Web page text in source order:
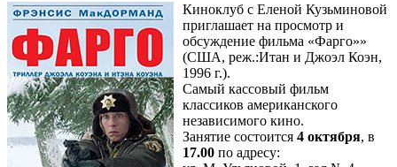
Киноклуб с Еленой Кузьминовой
приглашает на просмотр и
обсуждение фильма «Фарго»»
(США, реж.:Итан и Джоэл Коэн,
1996 г.).
Самый кассовый фильм
классиков американского
независимого кино.
Занятие состоится 4 октября, в
17.00 по адресу: